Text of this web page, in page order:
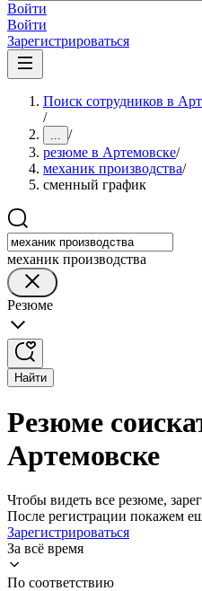
Войти
Войти
Зарегистрироваться
Поиск сотрудников в
/
... /
резюме в Артемовске/
механик производства/
сменный график
механик производства
Резюме
Найти
Резюме
Артемовске
Чтобы видеть все резюме,
После регистрации покажем
Зарегистрироваться
За всё время
По соответствию